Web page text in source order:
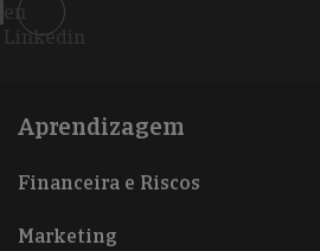
en
Linkedin
Aprendizagem
Financeira e Riscos
Marketing